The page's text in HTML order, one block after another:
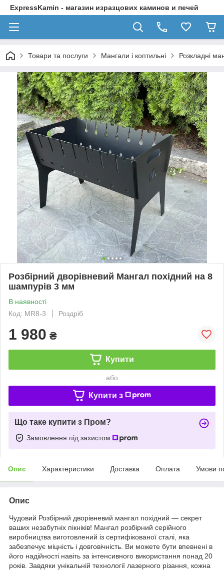
ExpressKamin - магазин изразцових каминов и печей
Товари та послуги Мангали і коптильні Розкладні
Розбірний дворівневий Мангал похідний на 8
шампурів 3 мм
В наявності
Код: МR8-3
Роздріб
1 980 ₴
Купити
або
Купити з
Що таке купити з Пром?
Замовлення під захистом
Опис Характеристики Доставка Оплата Умови
Опис
Чудовий Розбірний дворівневий мангал похідний — секрет
ваших незабутніх пікніків! Мангал розбірний серійного
виробництва виготовлений із сертифікованої сталі, яка
забезпечує міцність і довговічність. Ви можете бути впевнені в
його надійності навіть за інтенсивного використання понад 20
років. Завдяки унікальній технології лазерного різання, кожна